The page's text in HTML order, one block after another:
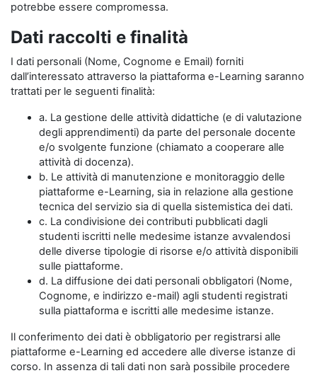
potrebbe essere compromessa.
Dati raccolti e finalità
I dati personali (Nome, Cognome e Email) forniti
dall’interessato attraverso la piattaforma e-Learning saranno
trattati per le seguenti finalità:
a. La gestione delle attività didattiche (e di valutazione
degli apprendimenti) da parte del personale docente
e/o svolgente funzione (chiamato a cooperare alle
attività di docenza).
b. Le attività di manutenzione e monitoraggio delle
piattaforme e-Learning, sia in relazione alla gestione
tecnica del servizio sia di quella sistemistica dei dati.
c. La condivisione dei contributi pubblicati dagli
studenti iscritti nelle medesime istanze avvalendosi
delle diverse tipologie di risorse e/o attività disponibili
sulle piattaforme.
d. La diffusione dei dati personali obbligatori (Nome,
Cognome, e indirizzo e-mail) agli studenti registrati
sulla piattaforma e iscritti alle medesime istanze.
Il conferimento dei dati è obbligatorio per registrarsi alle
piattaforme e-Learning ed accedere alle diverse istanze di
corso. In assenza di tali dati non sarà possibile procedere